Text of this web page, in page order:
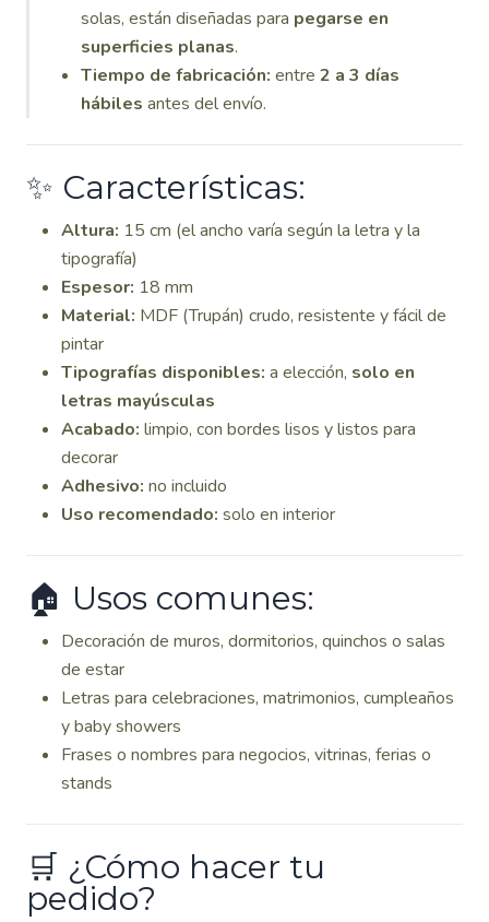
solas, están diseñadas para pegarse en
superficies planas.
Tiempo de fabricación: entre 2 a 3 días
hábiles antes del envío.
✨ Características:
Altura: 15 cm (el ancho varía según la letra y la
tipografía)
Espesor: 18 mm
Material: MDF (Trupán) crudo, resistente y fácil de
pintar
Tipografías disponibles: a elección, solo en
letras mayúsculas
Acabado: limpio, con bordes lisos y listos para
decorar
Adhesivo: no incluido
Uso recomendado: solo en interior
🏠 Usos comunes:
Decoración de muros, dormitorios, quinchos o salas
de estar
Letras para celebraciones, matrimonios, cumpleaños
y baby showers
Frases o nombres para negocios, vitrinas, ferias o
stands
🛒 ¿Cómo hacer tu
pedido?